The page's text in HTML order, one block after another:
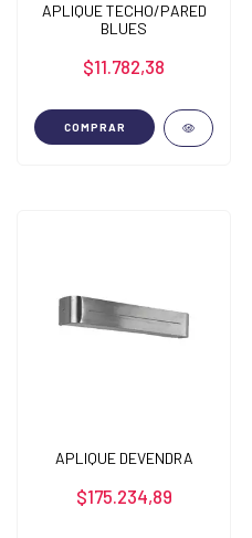
APLIQUE TECHO/PARED
BLUES
$11.782,38
COMPRAR
APLIQUE DEVENDRA
$175.234,89